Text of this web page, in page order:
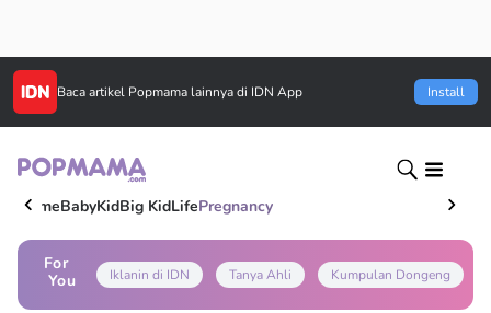
Baca artikel Popmama lainnya di IDN App Install
HomeBabyKidBig KidLifePregnancy
For
You
Iklanin di IDN Tanya Ahli Kumpulan Dongeng